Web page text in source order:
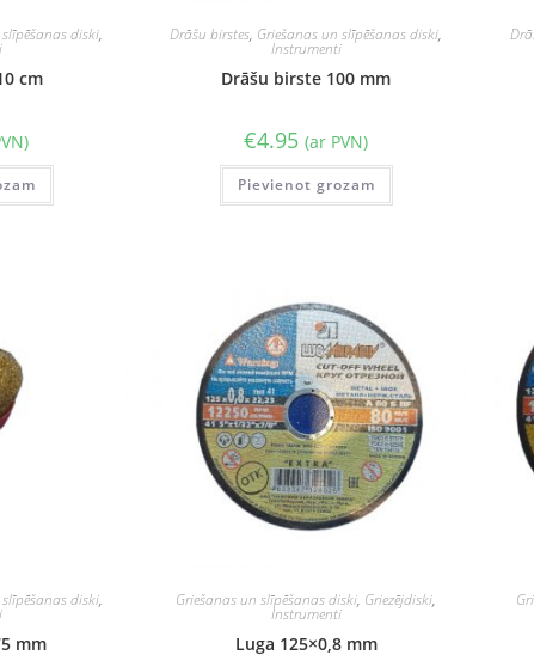
diski,
cm
Drāšu birstes, Griešanas un slīpēšanas diski,
Instrumenti
Drāšu birste 100 mm
€4.95 (ar PVN)
Pievienot grozam
diski,
mm
Griešanas un slīpēšanas diski, Griezējdiski,
Instrumenti
Luga 125×0,8 mm